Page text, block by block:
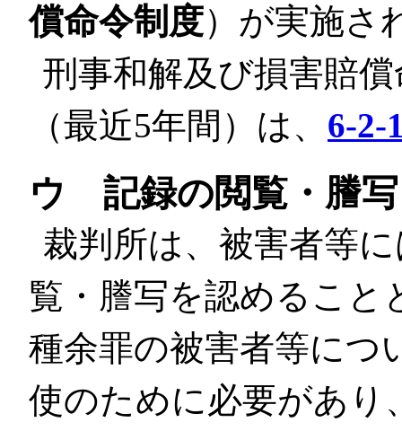
償命令制度）が実施さ
刑事和解及び損害賠
（最近5年間）は、 6-2-
ウ 記録の閲覧・謄写
裁判所は、被害者等
覧・謄写を認めること
種余罪の被害者等につ
使のために必要があり